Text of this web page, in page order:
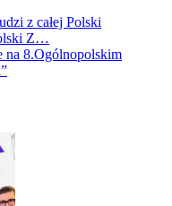
z całej Polski
Z…
na 8.Ogólnopolskim